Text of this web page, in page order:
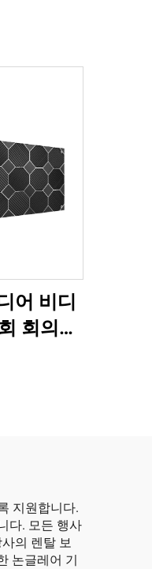
어 비디
회의실
지원합니다.
다. 모든 행사
의 렌탈 보
논글레어 기